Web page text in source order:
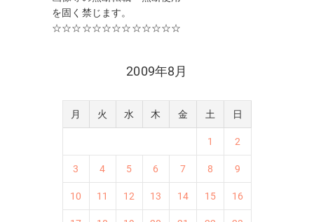
を固く禁じます。
☆☆☆☆☆☆☆☆☆☆☆☆☆
2009年8月
月 火 水 木 金 土 日
1 2
3 4 5 6 7 8 9
10 11 12 13 14 15 16